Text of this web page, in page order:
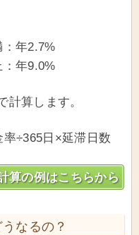
年2.7%
年9.0%
計算します。
÷365日×延滞日数
算の例はこちらから
なるの？